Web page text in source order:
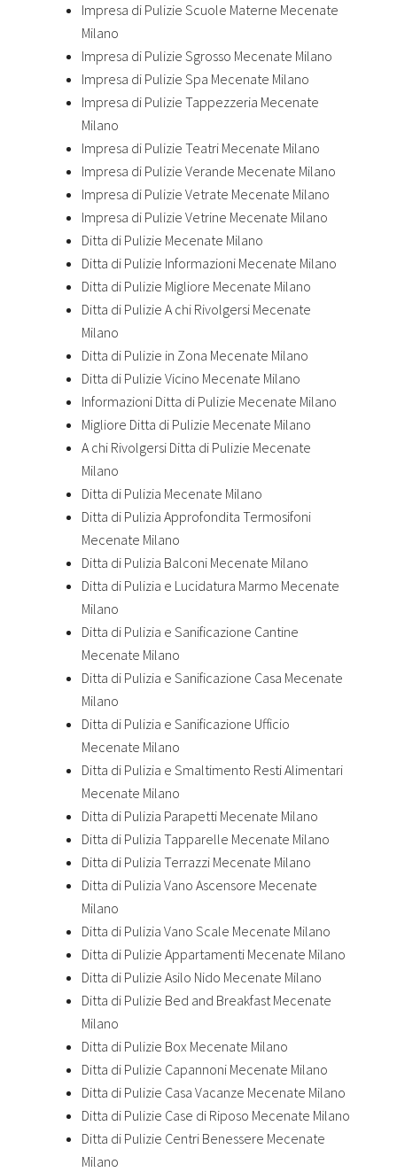
Impresa di Pulizie Scuole Materne Mecenate
Milano
Impresa di Pulizie Sgrosso Mecenate Milano
Impresa di Pulizie Spa Mecenate Milano
Impresa di Pulizie Tappezzeria Mecenate
Milano
Impresa di Pulizie Teatri Mecenate Milano
Impresa di Pulizie Verande Mecenate Milano
Impresa di Pulizie Vetrate Mecenate Milano
Impresa di Pulizie Vetrine Mecenate Milano
Ditta di Pulizie Mecenate Milano
Ditta di Pulizie Informazioni Mecenate Milano
Ditta di Pulizie Migliore Mecenate Milano
Ditta di Pulizie A chi Rivolgersi Mecenate
Milano
Ditta di Pulizie in Zona Mecenate Milano
Ditta di Pulizie Vicino Mecenate Milano
Informazioni Ditta di Pulizie Mecenate Milano
Migliore Ditta di Pulizie Mecenate Milano
A chi Rivolgersi Ditta di Pulizie Mecenate
Milano
Ditta di Pulizia Mecenate Milano
Ditta di Pulizia Approfondita Termosifoni
Mecenate Milano
Ditta di Pulizia Balconi Mecenate Milano
Ditta di Pulizia e Lucidatura Marmo Mecenate
Milano
Ditta di Pulizia e Sanificazione Cantine
Mecenate Milano
Ditta di Pulizia e Sanificazione Casa Mecenate
Milano
Ditta di Pulizia e Sanificazione Ufficio
Mecenate Milano
Ditta di Pulizia e Smaltimento Resti Alimentari
Mecenate Milano
Ditta di Pulizia Parapetti Mecenate Milano
Ditta di Pulizia Tapparelle Mecenate Milano
Ditta di Pulizia Terrazzi Mecenate Milano
Ditta di Pulizia Vano Ascensore Mecenate
Milano
Ditta di Pulizia Vano Scale Mecenate Milano
Ditta di Pulizie Appartamenti Mecenate Milano
Ditta di Pulizie Asilo Nido Mecenate Milano
Ditta di Pulizie Bed and Breakfast Mecenate
Milano
Ditta di Pulizie Box Mecenate Milano
Ditta di Pulizie Capannoni Mecenate Milano
Ditta di Pulizie Casa Vacanze Mecenate Milano
Ditta di Pulizie Case di Riposo Mecenate Milano
Ditta di Pulizie Centri Benessere Mecenate
Milano